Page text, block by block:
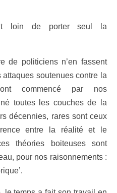
loin de porter seul la
de politiciens n’en fassent
attaques soutenues contre la
commencé par nos
toutes les couches de la
décennies, rares sont ceux
entre la réalité et le
théories boiteuses sont
pour nos raisonnements :